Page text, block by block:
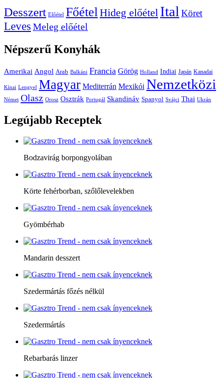
Desszert Előétel FőételHideg előétel Ital Köret
Leves Meleg előétel
Népszerű Konyhák
Amerikai Angol Arab Balkáni Francia Görög Holland Indiai Japán Kanadai
Kínai Lengyel Magyar Mediterrán Mexikói Nemzetközi
Német Olasz Orosz Osztrák Portugál Skandináv Spanyol Svájci Thai Ukrán
Legújabb Receptek
Bodzavirág borpongyolában
Körte fehérborban, szőlőlevelekben
Gyömbérhab
Mandarin desszert
Szedermártás főzés nélkül
Szedermártás
Rebarbarás linzer